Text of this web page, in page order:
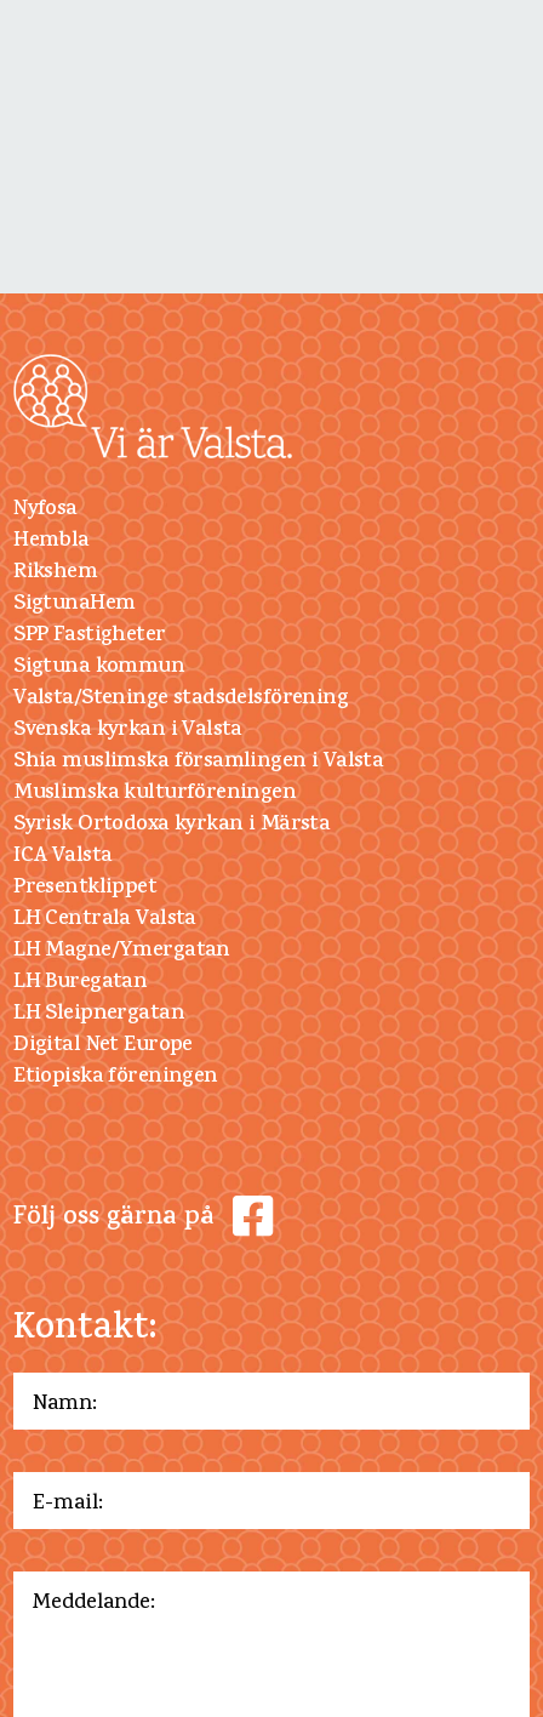
Nyfosa
Hembla
Rikshem
SigtunaHem
SPP Fastigheter
Sigtuna kommun
Valsta/Steninge stadsdelsförening
Svenska kyrkan i Valsta
Shia muslimska församlingen i Valsta
Muslimska kulturföreningen
Syrisk Ortodoxa kyrkan i Märsta
ICA Valsta
Presentklippet
LH Centrala Valsta
LH Magne/Ymergatan
LH Buregatan
LH Sleipnergatan
Digital Net Europe
Etiopiska föreningen
Följ oss gärna på
Kontakt: